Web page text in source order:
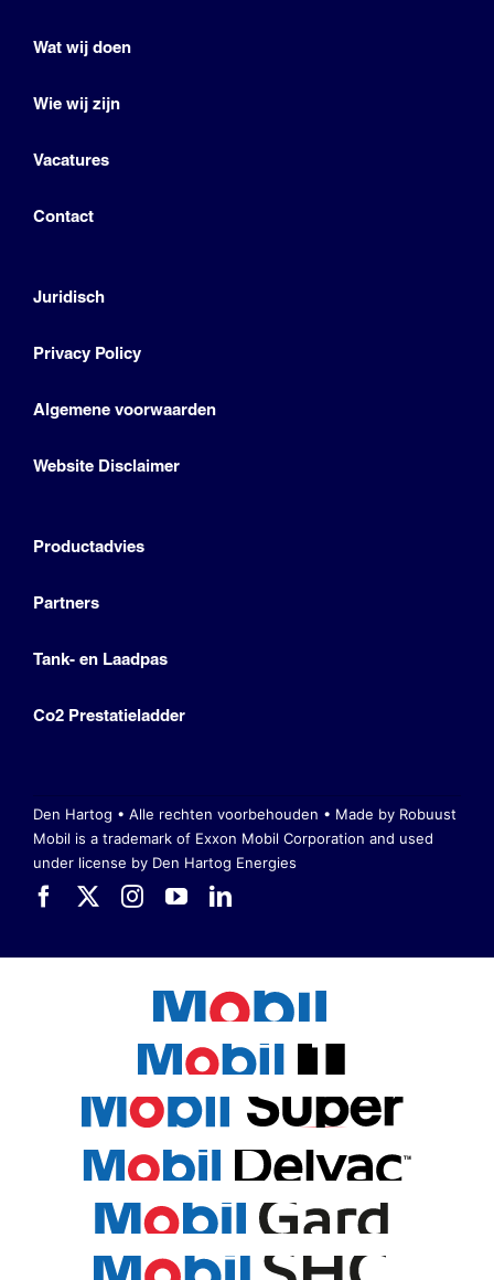
Wat wij doen
Wie wij zijn
Vacatures
Contact
Juridisch
Privacy Policy
Algemene voorwaarden
Website Disclaimer
Productadvies
Partners
Tank- en Laadpas
Co2 Prestatieladder
Den Hartog • Alle rechten voorbehouden • Made by Robuust
Mobil is a trademark of Exxon Mobil Corporation and used
under license by Den Hartog Energies